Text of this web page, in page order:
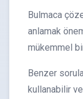
Bulmaca
anlamak
mükemmel
Benzer
kullanabilir ve